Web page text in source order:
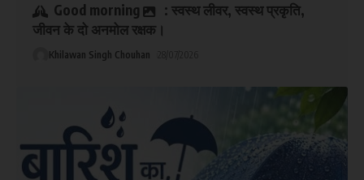
Good morning
: स्वस्थ लीवर, स्वस्थ प्रकृति,
जीवन के दो अनमोल रक्षक।
Khilawan Singh Chouhan